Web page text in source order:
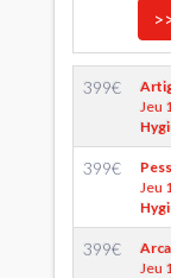
399€
Jeu
399€
Jeu
399€
Jeu